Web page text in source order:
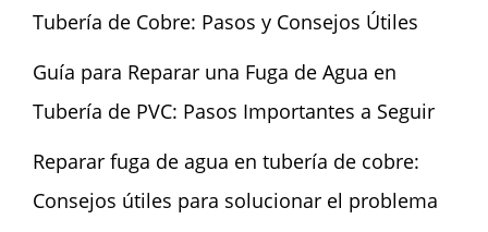
Tubería de Cobre: Pasos y Consejos Útiles
Guía para Reparar una Fuga de Agua en
Tubería de PVC: Pasos Importantes a Seguir
Reparar fuga de agua en tubería de cobre:
Consejos útiles para solucionar el problema